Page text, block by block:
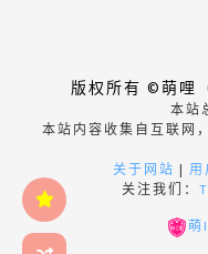
版权所有 ©萌哩
本站
本站内容收集自互联网
关于网站 |
关注我们：
萌